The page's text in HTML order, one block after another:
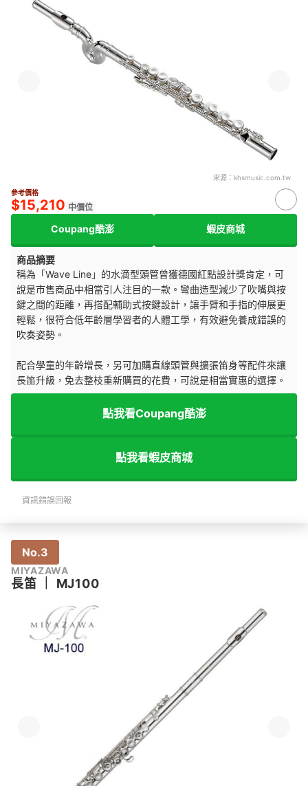
來源： khsmusic.com.tw
參考價格
$15,210 中價位
Coupang酷澎 蝦皮商城
商品摘要
稱為「Wave Line」的水滴型頭管曾獲德國紅點設計獎肯定，可
說是市售商品中相當引人注目的一款。彎曲造型減少了吹嘴與按
鍵之間的距離，再搭配輔助式按鍵設計，讓手臂和手指的伸展更
輕鬆，很符合低年齡層學習者的人體工學，有效避免養成錯誤的
吹奏姿勢。
配合學童的年齡增長，另可加購直線頭管與擴張笛身等配件來讓
長笛升級，免去整枝重新購買的花費，可說是相當實惠的選擇。
點我看Coupang酷澎
點我看蝦皮商城
資訊錯誤回報
No.3
MIYAZAWA
長笛 MJ100